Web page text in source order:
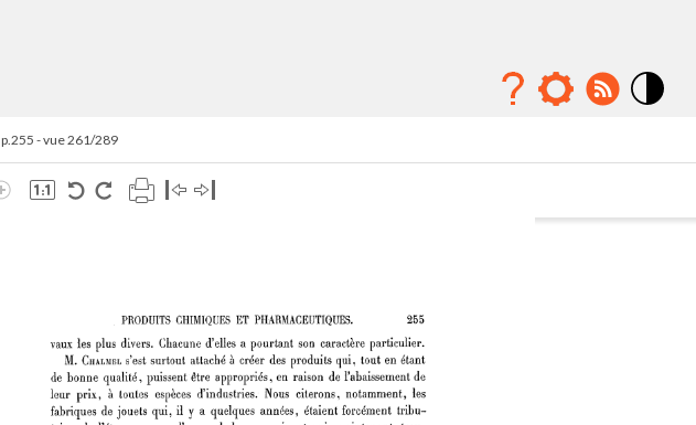
p.255 - vue 261/289